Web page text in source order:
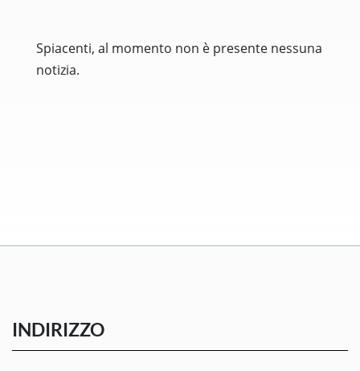
Spiacenti, al momento non è presente nessuna
notizia.
INDIRIZZO